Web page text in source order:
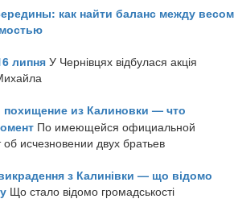
как найти баланс между весом
липня У Чернівцях відбулася акція
из Калиновки — что
По имеющейся официальной
исчезновении двух братьев
з Калинівки — що відомо
Що стало відомо громадськості